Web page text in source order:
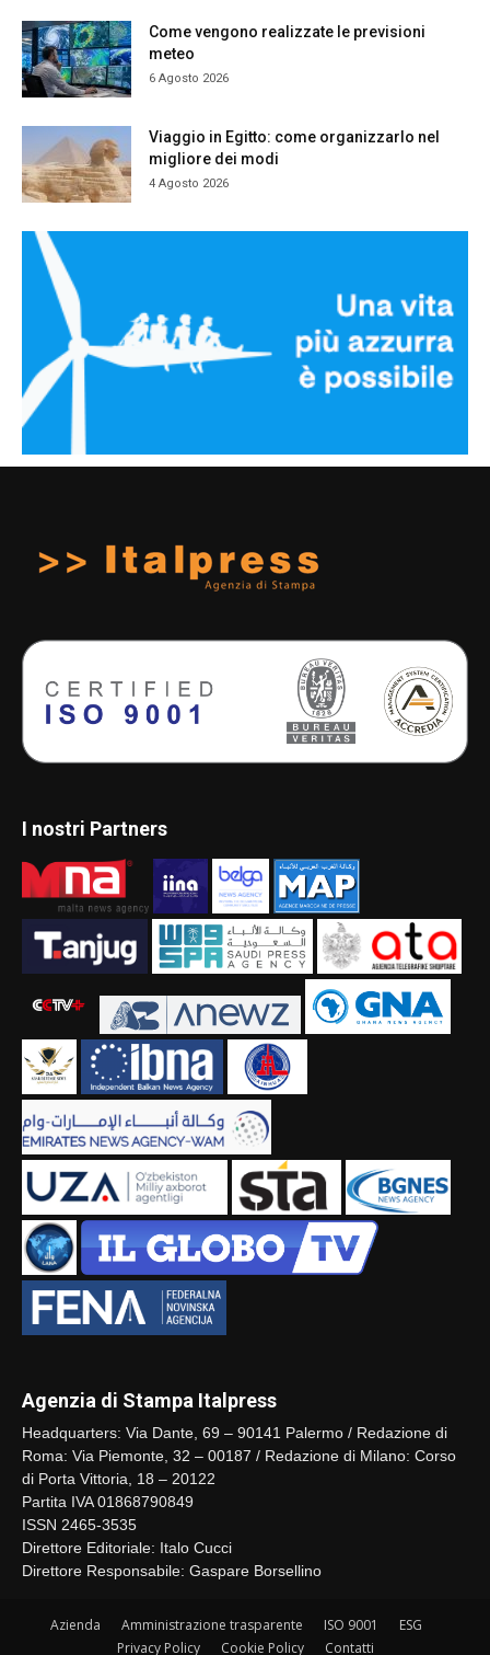
Come vengono realizzate le previsioni
meteo
6 Agosto 2026
Viaggio in Egitto: come organizzarlo nel
migliore dei modi
4 Agosto 2026
I nostri Partners
Agenzia di Stampa Italpress
Headquarters: Via Dante, 69 – 90141 Palermo / Redazione di
Roma: Via Piemonte, 32 – 00187 / Redazione di Milano: Corso
di Porta Vittoria, 18 – 20122
Partita IVA 01868790849
ISSN 2465-3535
Direttore Editoriale: Italo Cucci
Direttore Responsabile: Gaspare Borsellino
Azienda Amministrazione trasparente ISO 9001
ESG
Privacy Policy
Cookie Policy Contatti